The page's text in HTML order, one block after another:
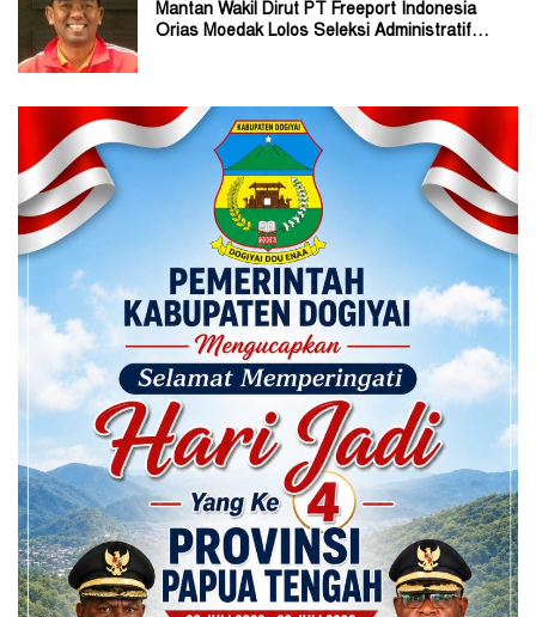
Mantan Wakil Dirut PT Freeport Indonesia
Orias Moedak Lolos Seleksi Administratif